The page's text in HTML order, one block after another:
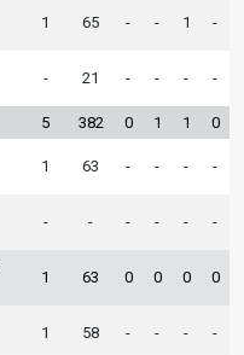
1 65 - - 1 -
- 21 - - - -
5 382 0 1 1 0
1 63 - - - -
- - - - - -
1 63 0 0 0 0
1 58 - - - -